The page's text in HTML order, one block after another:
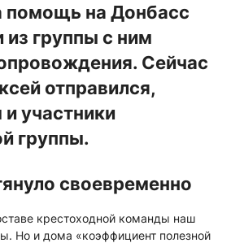
помощь на Донбасс
из группы с ним
Сейчас
отправился,
участники
группы.
своевременно
крестоходной команды наш
Но и дома «коэффициент полезной